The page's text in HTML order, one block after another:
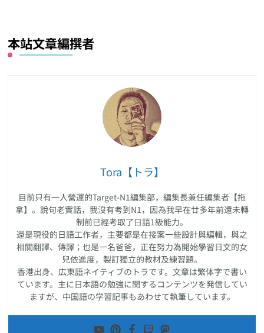
本站文章編撰者
Tora【トラ】
目前只有一人營運的Target-N1編集部，編集長兼任編集者【拖
拿】。說句老實話，我沒有考到N1，因為我早在廿多年前還未轉
制前已經考取了日語1級能力。
還是現役的日語工作者，主要都是在接案一些設計與編輯，與之
相關翻譯、傳譯；也是一名爸爸，正在努力為開始學習日文的女
兒依進度，製訂獨立的教材及練習題。
香港出身、広東語ネイティブのトラです。文章は繁体字で書い
ています。主に日本語の勉強に関するコンテンツを発信してい
ますが、中国語の学習記事もあわせて執筆しています。